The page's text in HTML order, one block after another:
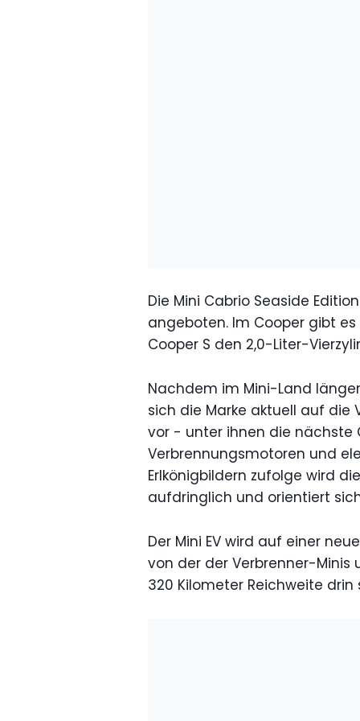
Die Mini Cabrio Seaside
angeboten. Im Cooper gibt es
Cooper S den 2,0-Liter-
Nachdem im Mini-Land
sich die Marke aktuell auf die
vor - unter ihnen die nächste
Verbrennungsmotoren und
Erlkönigbildern zufolge wird
aufdringlich und orientiert
Der Mini EV wird auf einer
von der der Verbrenner-Minis
320 Kilometer Reichweite